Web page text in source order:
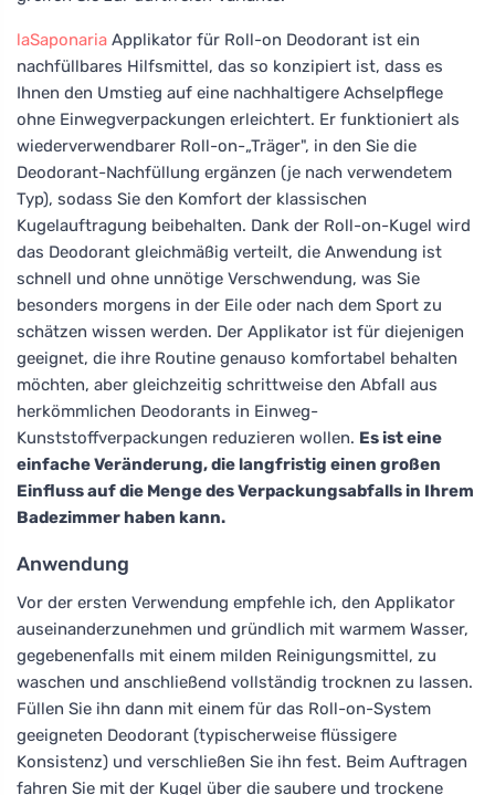
laSaponaria Applikator für Roll-on Deodorant ist ein
nachfüllbares Hilfsmittel, das so konzipiert ist, dass es
Ihnen den Umstieg auf eine nachhaltigere Achselpflege
ohne Einwegverpackungen erleichtert. Er funktioniert als
wiederverwendbarer Roll-on-„Träger", in den Sie die
Deodorant-Nachfüllung ergänzen (je nach verwendetem
Typ), sodass Sie den Komfort der klassischen
Kugelauftragung beibehalten. Dank der Roll-on-Kugel wird
das Deodorant gleichmäßig verteilt, die Anwendung ist
schnell und ohne unnötige Verschwendung, was Sie
besonders morgens in der Eile oder nach dem Sport zu
schätzen wissen werden. Der Applikator ist für diejenigen
geeignet, die ihre Routine genauso komfortabel behalten
möchten, aber gleichzeitig schrittweise den Abfall aus
herkömmlichen Deodorants in Einweg-
Kunststoffverpackungen reduzieren wollen. Es ist eine
einfache Veränderung, die langfristig einen großen
Einfluss auf die Menge des Verpackungsabfalls in Ihrem
Badezimmer haben kann.
Anwendung
Vor der ersten Verwendung empfehle ich, den Applikator
auseinanderzunehmen und gründlich mit warmem Wasser,
gegebenenfalls mit einem milden Reinigungsmittel, zu
waschen und anschließend vollständig trocknen zu lassen.
Füllen Sie ihn dann mit einem für das Roll-on-System
geeigneten Deodorant (typischerweise flüssigere
Konsistenz) und verschließen Sie ihn fest. Beim Auftragen
fahren Sie mit der Kugel über die saubere und trockene